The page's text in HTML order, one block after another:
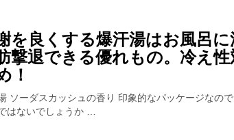
を良くする爆汗湯はお風呂
撃退できる優れもの。冷え
！
ソーダスカッシュの香り 印象的なパッケージなの
はないでしょうか …